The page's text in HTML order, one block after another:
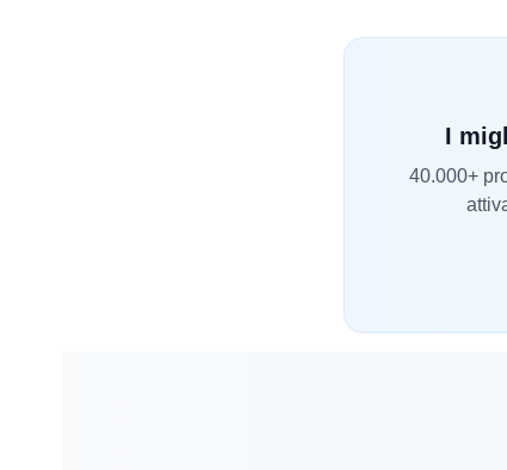
I
40.000+